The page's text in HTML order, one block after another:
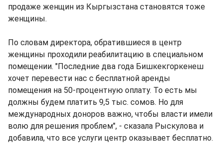
продаже женщин из Кыргызстана становятся тоже
женщины.
По словам директора, обратившиеся в центр
женщины проходили реабилитацию в специальном
помещении. "Последние два года Бишкекгоркенеш
хочет перевести нас с бесплатной аренды
помещения на 50-процентную оплату. То есть мы
должны будем платить 9,5 тыс. сомов. Но для
международных доноров важно, чтобы власти имели
волю для решения проблем", - сказала Рыскулова и
добавила, что все услуги центр оказывает бесплатно.